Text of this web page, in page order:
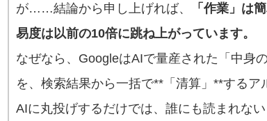
が……結論から申し上げれば、
「作業」は
易度は以前の10倍に跳ね上がっています。
なぜなら、GoogleはAIで量産された「中身
を、検索結果から一括で**「清算」**するア
AIに丸投げするだけでは、誰にも読まれな